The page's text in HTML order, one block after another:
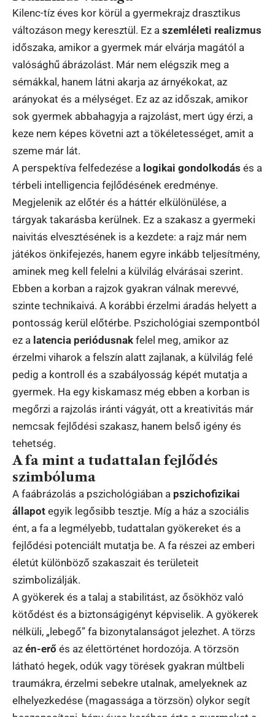
Kilenc-tíz éves kor körül a gyermekrajz drasztikus
változáson megy keresztül. Ez a szemléleti realizmus
időszaka, amikor a gyermek már elvárja magától a
valósághű ábrázolást. Már nem elégszik meg a
sémákkal, hanem látni akarja az árnyékokat, az
arányokat és a mélységet. Ez az az időszak, amikor
sok gyermek abbahagyja a rajzolást, mert úgy érzi, a
keze nem képes követni azt a tökéletességet, amit a
szeme már lát.
A perspektíva felfedezése a logikai gondolkodás és a
térbeli intelligencia fejlődésének eredménye.
Megjelenik az előtér és a háttér elkülönülése, a
tárgyak takarásba kerülnek. Ez a szakasz a gyermeki
naivitás elvesztésének is a kezdete: a rajz már nem
játékos önkifejezés, hanem egyre inkább teljesítmény,
aminek meg kell felelni a külvilág elvárásai szerint.
Ebben a korban a rajzok gyakran válnak merevvé,
szinte technikaivá. A korábbi érzelmi áradás helyett a
pontosság kerül előtérbe. Pszichológiai szempontból
ez a latencia periódusnak felel meg, amikor az
érzelmi viharok a felszín alatt zajlanak, a külvilág felé
pedig a kontroll és a szabályosság képét mutatja a
gyermek. Ha egy kiskamasz még ebben a korban is
megőrzi a rajzolás iránti vágyát, ott a kreativitás már
nemcsak fejlődési szakasz, hanem belső igény és
tehetség.
A fa mint a tudattalan fejlődés
szimbóluma
A faábrázolás a pszichológiában a pszichofizikai
állapot egyik legősibb tesztje. Míg a ház a szociális
ént, a fa a legmélyebb, tudattalan gyökereket és a
fejlődési potenciált mutatja be. A fa részei az emberi
életút különböző szakaszait és területeit
szimbolizálják.
A gyökerek és a talaj a stabilitást, az ősökhöz való
kötődést és a biztonságigényt képviselik. A gyökerek
nélküli, „lebegő” fa bizonytalanságot jelezhet. A törzs
az én-erő és az élettörténet hordozója. A törzsön
látható hegek, odúk vagy törések gyakran múltbeli
traumákra, érzelmi sebekre utalnak, amelyeknek az
elhelyezkedése (magassága a törzsön) olykor segít